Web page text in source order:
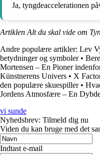
Ja, tyngdeaccelerationen
Artiklen Alt du skal vide om
Andre populære artikler: Lev
betydninger og symboler•
Mortensen – En Pioner
Künstnerens Univers • X
den populære skuespiller•
Jordens Atmosfære – En
vi sunde
Nyhedsbrev: Tilmeld dig nu
Viden du kan bruge med det
Indtast e-mail